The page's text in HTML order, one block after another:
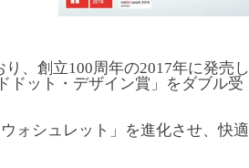
、創立100周年の2017年に発売し
ドット・デザイン賞」をダブル受
ォシュレット」を進化させ、快適